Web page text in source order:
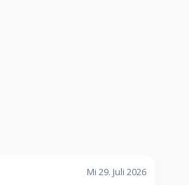
Mi 29. Juli 2026